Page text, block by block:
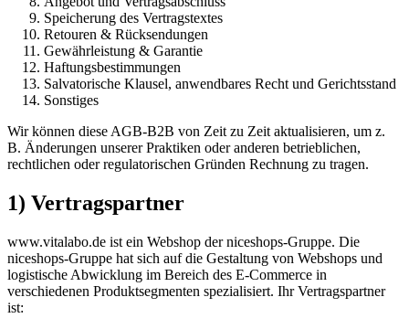
Speicherung des Vertragstextes
Retouren & Rücksendungen
Gewährleistung & Garantie
Haftungsbestimmungen
Salvatorische Klausel, anwendbares Recht und Gerichtsstand
Sonstiges
Wir können diese AGB-B2B von Zeit zu Zeit aktualisieren, um z.
B. Änderungen unserer Praktiken oder anderen betrieblichen,
rechtlichen oder regulatorischen Gründen Rechnung zu tragen.
1) Vertragspartner
www.vitalabo.de ist ein Webshop der niceshops-Gruppe. Die
niceshops-Gruppe hat sich auf die Gestaltung von Webshops und
logistische Abwicklung im Bereich des E-Commerce in
verschiedenen Produktsegmenten spezialisiert. Ihr Vertragspartner
ist: